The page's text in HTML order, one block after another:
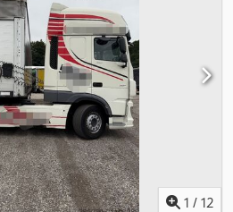
hajtás DAB motorfék Euro 5 EEV
fűtés Tempomat Hűtőszekrény
Rúgó-/légrugózás Első
futófelület mélysége: 8 mm Hátsó
futófelület mélysége: 8 mm
1 / 12